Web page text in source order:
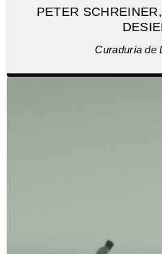
PETER
Curaduría de